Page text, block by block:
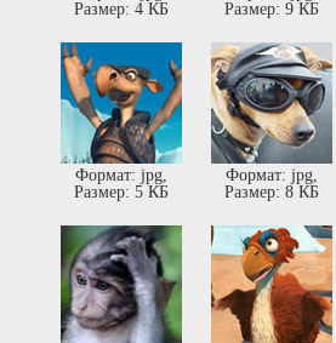
Размер: 4 КБ
Размер: 9 КБ
Формат: jpg,
Размер: 5 КБ
Формат: jpg,
Размер: 8 КБ